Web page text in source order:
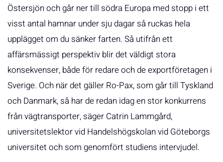
Östersjön och går ner till södra Europa med stopp i ett
visst antal hamnar under sju dagar så ruckas hela
upplägget om du sänker farten. Så utifrån ett
affärsmässigt perspektiv blir det väldigt stora
konsekvenser, både för redare och de exportföretagen i
Sverige. Och när det gäller Ro-Pax, som går till Tyskland
och Danmark, så har de redan idag en stor konkurrens
från vägtransporter, säger Catrin Lammgård,
universitetslektor vid Handelshögskolan vid Göteborgs
universitet och som genomfört studiens intervjudel.